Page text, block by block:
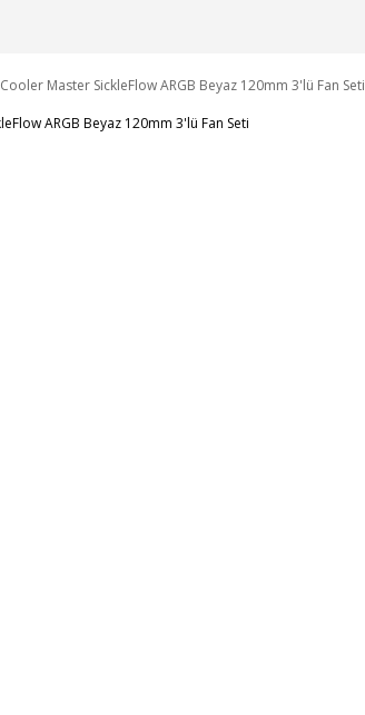
Cooler Master SickleFlow ARGB Beyaz 120mm 3'lü Fan Seti